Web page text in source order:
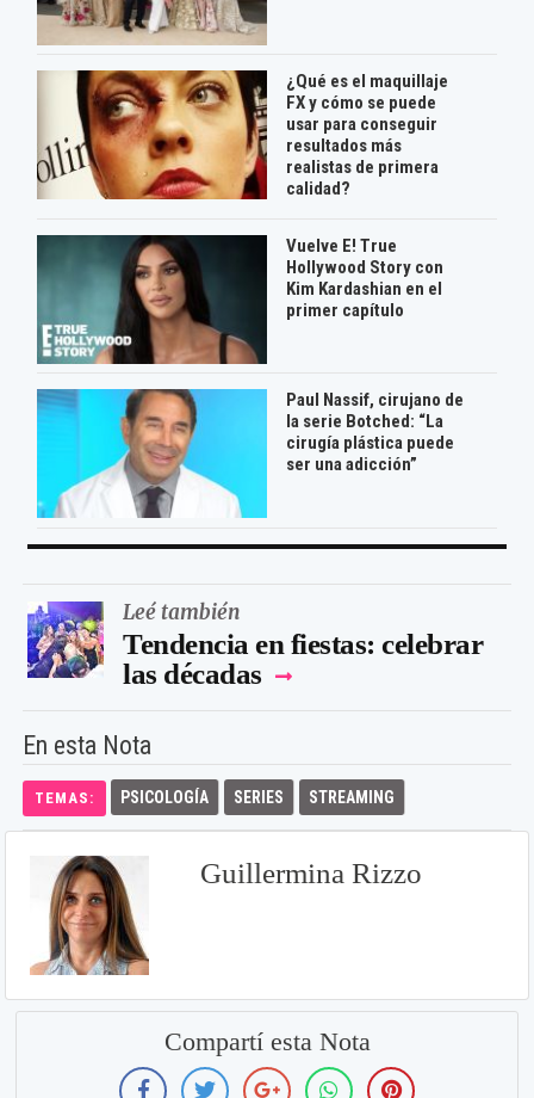
¿Qué es el maquillaje
FX y cómo se puede
usar para conseguir
resultados más
realistas de primera
calidad?
Vuelve E! True
Hollywood Story con
Kim Kardashian en el
primer capítulo
Paul Nassif, cirujano de
la serie Botched: “La
cirugía plástica puede
ser una adicción”
Leé también
Tendencia en fiestas: celebrar
las décadas
En esta Nota
TEMAS: PSICOLOGÍA SERIES STREAMING
Guillermina Rizzo
Compartí esta Nota